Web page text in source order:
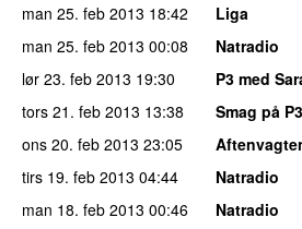
man 25. feb 2013 18:42
Liga
man 25. feb 2013 00:08
Natradio
lør 23. feb 2013 19:30
P3 med
tors 21. feb 2013 13:38
Smag på P3
ons 20. feb 2013 23:05
tirs 19. feb 2013 04:44
Natradio
man 18. feb 2013 00:46
Natradio